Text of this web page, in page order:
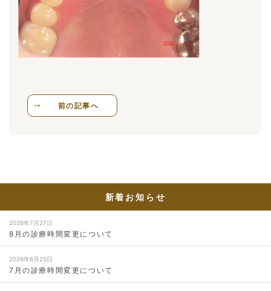
前の記事へ
新着お知らせ
2026年7月27日
8月の診療時間変更について
2026年6月25日
7月の診療時間変更について